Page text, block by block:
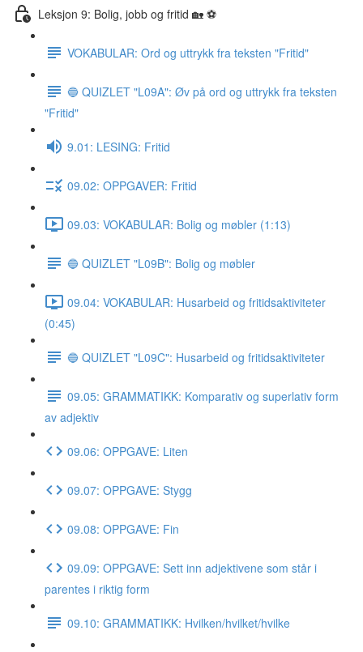
Leksjon 9: Bolig, jobb og fritid 🏡 ⚽️
VOKABULAR: Ord og uttrykk fra teksten "Fritid"
🔵 QUIZLET "L09A": Øv på ord og uttrykk fra teksten
"Fritid"
9.01: LESING: Fritid
09.02: OPPGAVER: Fritid
09.03: VOKABULAR: Bolig og møbler (1:13)
🔵 QUIZLET "L09B": Bolig og møbler
09.04: VOKABULAR: Husarbeid og fritidsaktiviteter
(0:45)
🔵 QUIZLET "L09C": Husarbeid og fritidsaktiviteter
09.05: GRAMMATIKK: Komparativ og superlativ form
av adjektiv
09.06: OPPGAVE: Liten
09.07: OPPGAVE: Stygg
09.08: OPPGAVE: Fin
09.09: OPPGAVE: Sett inn adjektivene som står i
parentes i riktig form
09.10: GRAMMATIKK: Hvilken/hvilket/hvilke